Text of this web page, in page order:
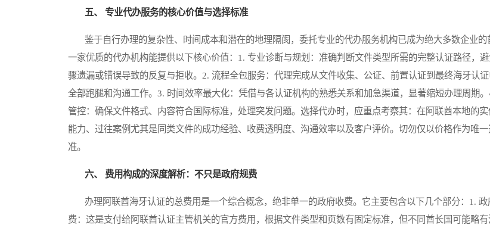
五、 专业代办服务的核心价值与选择标准
鉴于自行办理的复杂性、时间成本和潜在的地理隔阂，委托专业的代办服务机构已成为绝大多数企业的
一家优质的代办机构能提供以下核心价值：1. 专业诊断与规划：准确判断文件类型所需的完整认证路径，
骤遗漏或错误导致的反复与拒收。2. 流程全包服务：代理完成从文件收集、公证、前置认证到最终海牙认
全部跑腿和沟通工作。3. 时间效率最大化：凭借与各认证机构的熟悉关系和加急渠道，显著缩短办理周期
管控：确保文件格式、内容符合国际标准，处理突发问题。选择代办时，应重点考察其：在阿联酋本地的
能力、过往案例尤其是同类文件的成功经验、收费透明度、沟通效率以及客户评价。切勿仅以价格作为唯
准。
六、 费用构成的深度解析：不只是政府规费
办理阿联酋海牙认证的总费用是一个综合概念，绝非单一的政府收费。它主要包含以下几个部分：1. 政
费：这是支付给阿联酋认证主管机关的官方费用，根据文件类型和页数有固定标准，但不同酋长国可能略有